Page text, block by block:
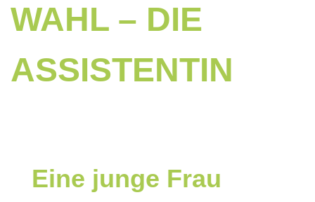
WAHL – DIE
ASSISTENTIN
Eine junge Frau